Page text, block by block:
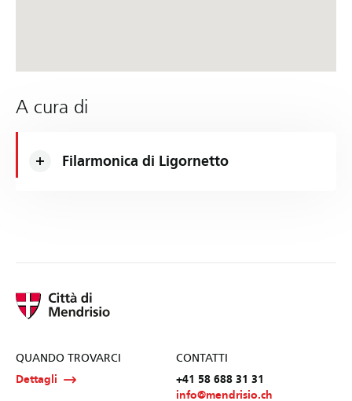
A cura di
Filarmonica di Ligornetto
QUANDO TROVARCI
Dettagli
CONTATTI
+41 58 688 31 31
info@mendrisio.ch